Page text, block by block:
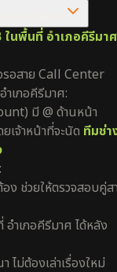
นพื้นที่ อำเภอคีรีมาศ
รอสาย Call Center
เภอคีรีมาศ:
มี @ ด้านหน้า
เจ้าหน้าที่จะนัด ทีมช่า
:
ง ช่วยให้ตรวจสอบคู่ส
ำเภอคีรีมาศ ได้หลัง
ไม่ต้องเล่าเรื่องใหม่